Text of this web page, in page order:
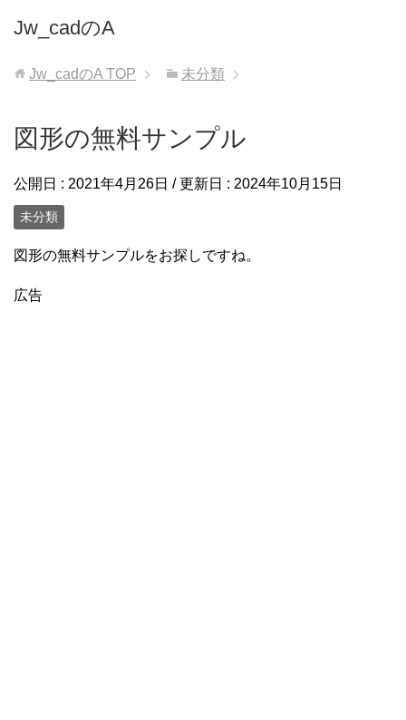
Jw_cadのA
Jw_cadのA TOP 未分類
図形の無料サンプル
公開日 : 2021年4月26日 / 更新日 : 2024年10月15日
未分類
図形の無料サンプルをお探しですね。
広告